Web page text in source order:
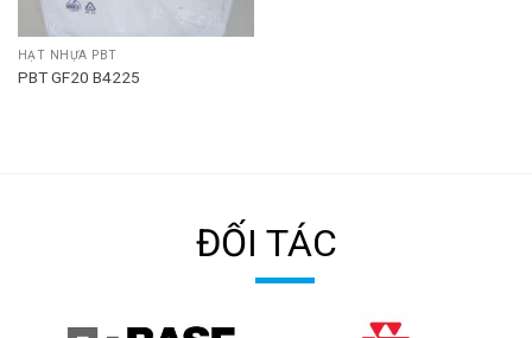
HẠT NHỰA PBT
PBT GF20 B4225
ĐỐI TÁC